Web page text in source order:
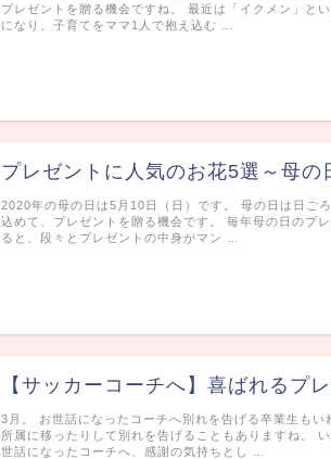
プレゼントを贈る機会ですね。 最近は「イクメン」と
になり、子育てをママ1人で抱え込む …
プレゼントに人気のお花5選～母の
2020年の母の日は5月10日（日）です。 母の日は日ご
込めて、プレゼントを贈る機会です。 毎年母の日のプ
ると、段々とプレゼントの中身がマン …
【サッカーコーチへ】喜ばれるプ
3月。 お世話になったコーチへ別れを告げる卒業生もい
所属に移ったりして別れを告げることもありますね。
世話になったコーチへ、感謝の気持ちとし …